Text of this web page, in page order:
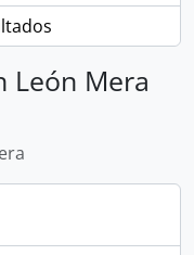
León Mera